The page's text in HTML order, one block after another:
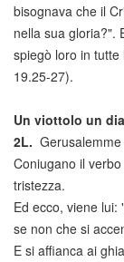
bisognava che il
nella sua gloria?".
spiegò loro in
19.25-27).
Un viottolo un
2L.
Coniugano il
tristezza.
Ed ecco, viene lui:
se non che si
E si affianca ai